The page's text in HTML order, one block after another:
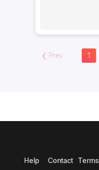
❮ Prev 1
Help Contact Terms